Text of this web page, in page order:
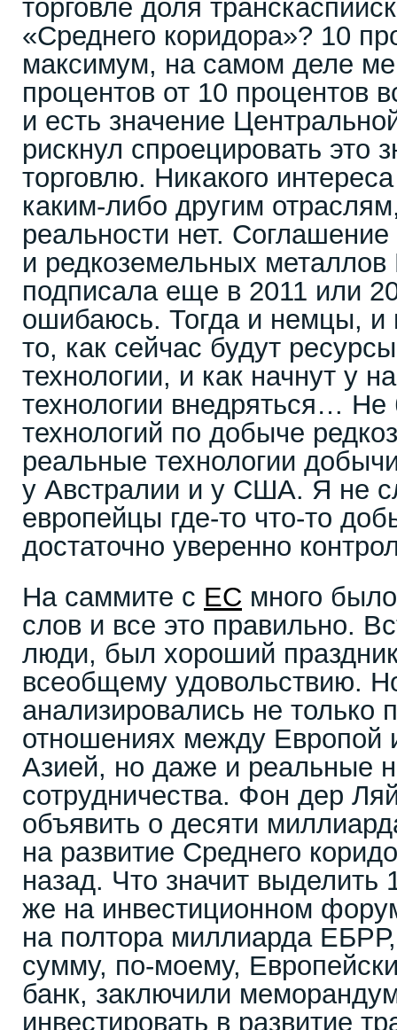
торговле доля
«Среднего коридора»? 10
максимум, на самом деле
процентов от 10 процентов
и есть значение
рискнул спроецировать это
торговлю. Никакого
каким-либо другим
реальности нет.
и редкоземельных
подписала еще в 2011 или
ошибаюсь. Тогда и немцы, и
то, как сейчас будут
технологии, и как начнут у
технологии внедряться… Не
технологий по добыче
реальные технологии
у Австралии и у США. Я не
европейцы где-то что-то
достаточно уверенно
На саммите с ЕС много
слов и все это правильно.
люди, был хороший
всеобщему удовольствию.
анализировались не только
отношениях между Европой
Азией, но даже и реальные
сотрудничества. Фон дер
объявить о десяти
на развитие Среднего
назад. Что значит выделить
же на инвестиционном
на полтора миллиарда
сумму, по-моему,
банк, заключили
инвестировать в развитие